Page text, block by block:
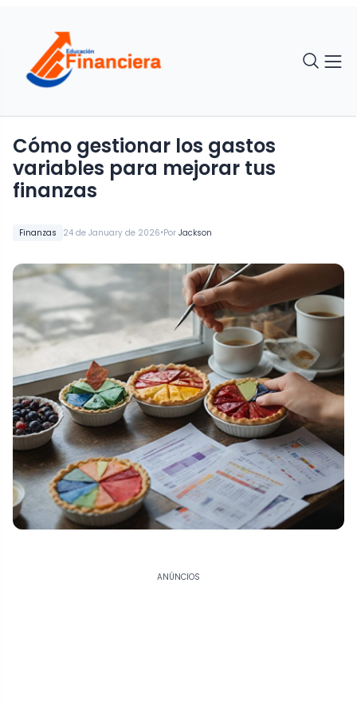
Finanzas 24 de January de 2026•Por Jackson
Cómo gestionar los gastos
variables para mejorar tus
finanzas
ANÚNCIOS